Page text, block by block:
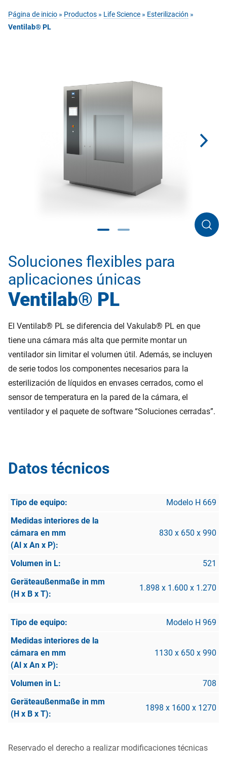
Página de inicio » Productos » Life Science » Esterilización »
Ventilab® PL
Soluciones flexibles para
aplicaciones únicas
Ventilab® PL
El Ventilab® PL se diferencia del Vakulab® PL en que
tiene una cámara más alta que permite montar un
ventilador sin limitar el volumen útil. Además, se incluyen
de serie todos los componentes necesarios para la
esterilización de líquidos en envases cerrados, como el
sensor de temperatura en la pared de la cámara, el
ventilador y el paquete de software “Soluciones cerradas”.
Datos técnicos
Modelo H 669
830 x 650 x 990
521
1.898 x 1.600 x 1.270
Modelo H 969
1130 x 650 x 990
708
1898 x 1600 x 1270
Reservado el derecho a realizar modificaciones técnicas